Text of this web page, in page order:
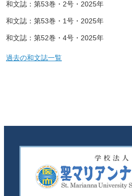
和文誌：第53巻・2号・2025年
和文誌：第53巻・1号・2025年
和文誌：第52巻・4号・2025年
過去の和文誌一覧